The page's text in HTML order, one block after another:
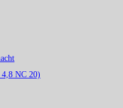
NC 20)